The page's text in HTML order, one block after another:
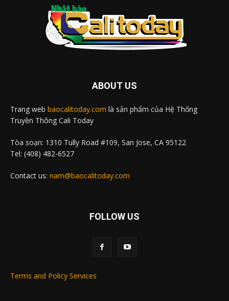
ABOUT US
Trang web baocalitoday.com là sản phẩm của Hệ Thống
Truyền Thông Cali Today
Tòa soạn: 1310 Tully Road #109, San Jose, CA 95122
Tel: (408) 482-6527
Contact us: nam@baocalitoday.com
FOLLOW US
Terms and Policy Services